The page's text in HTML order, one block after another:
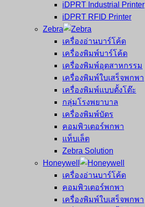
iDPRT Industrial Printer
iDPRT RFID Printer
Zebra
เครื่องอ่านบาร์โค้ด
เครื่องพิมพ์บาร์โค้ด
เครื่องพิมพ์อุตสาหกรรม
เครื่องพิมพ์ใบเสร็จพกพา
เครื่องพิมพ์แบบตั้งโต๊ะ
กลุ่มโรงพยาบาล
เครื่องพิมพ์บัตร
คอมพิวเตอร์พกพา
แท็บเล็ต
Zebra Solution
Honeywell
เครื่องอ่านบาร์โค้ด
คอมพิวเตอร์พกพา
เครื่องพิมพ์ใบเสร็จพกพา